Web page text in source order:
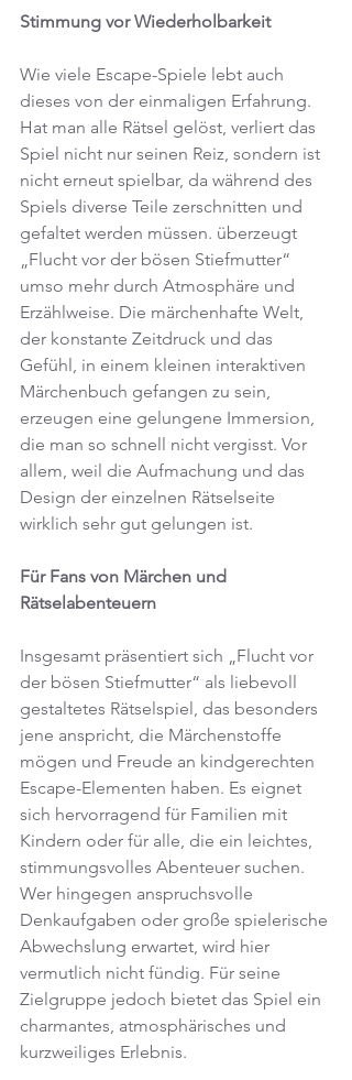
Stimmung vor Wiederholbarkeit
Wie viele Escape-Spiele lebt auch
dieses von der einmaligen Erfahrung.
Hat man alle Rätsel gelöst, verliert das
Spiel nicht nur seinen Reiz, sondern ist
nicht erneut spielbar, da während des
Spiels diverse Teile zerschnitten und
gefaltet werden müssen. überzeugt
„Flucht vor der bösen Stiefmutter“
umso mehr durch Atmosphäre und
Erzählweise. Die märchenhafte Welt,
der konstante Zeitdruck und das
Gefühl, in einem kleinen interaktiven
Märchenbuch gefangen zu sein,
erzeugen eine gelungene Immersion,
die man so schnell nicht vergisst. Vor
allem, weil die Aufmachung und das
Design der einzelnen Rätselseite
wirklich sehr gut gelungen ist.
Für Fans von Märchen und
Rätselabenteuern
Insgesamt präsentiert sich „Flucht vor
der bösen Stiefmutter“ als liebevoll
gestaltetes Rätselspiel, das besonders
jene anspricht, die Märchenstoffe
mögen und Freude an kindgerechten
Escape-Elementen haben. Es eignet
sich hervorragend für Familien mit
Kindern oder für alle, die ein leichtes,
stimmungsvolles Abenteuer suchen.
Wer hingegen anspruchsvolle
Denkaufgaben oder große spielerische
Abwechslung erwartet, wird hier
vermutlich nicht fündig. Für seine
Zielgruppe jedoch bietet das Spiel ein
charmantes, atmosphärisches und
kurzweiliges Erlebnis.